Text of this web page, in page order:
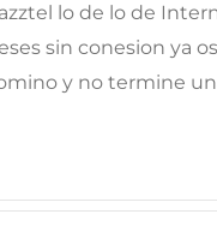
lo de lo de
sin conesion ya
y no termine